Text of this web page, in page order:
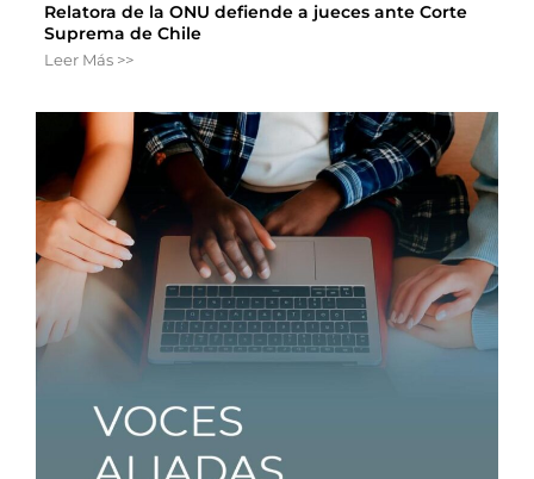
Relatora de la ONU defiende a jueces ante Corte
Suprema de Chile
Leer Más >>